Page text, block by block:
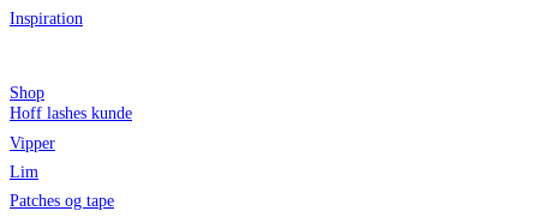
Inspiration
Shop
Hoff lashes kunde
Vipper
Lim
Patches og tape